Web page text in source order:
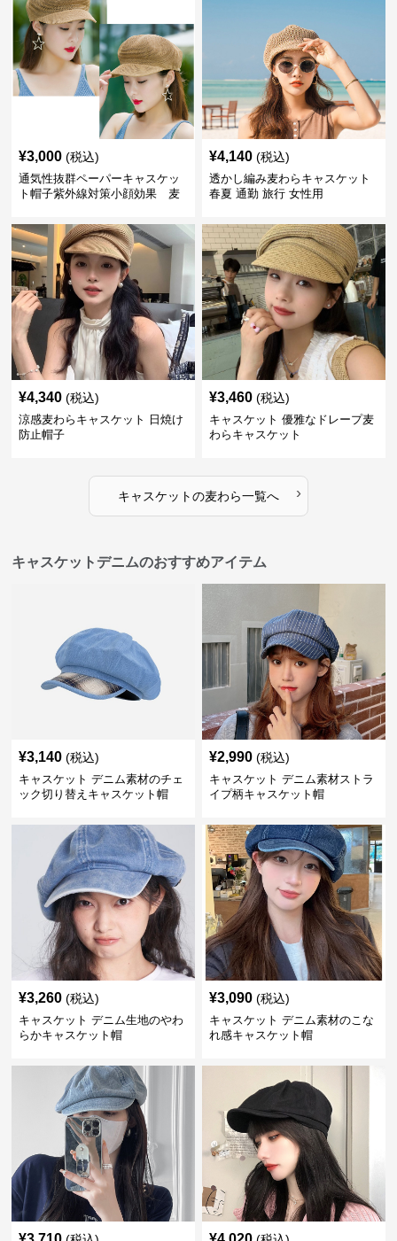
¥3,000 (税込)
通気性抜群ペーパーキャスケッ
ト帽子紫外線対策小顔効果 麦
¥4,140 (税込)
透かし編み麦わらキャスケット
春夏 通勤 旅行 女性用
¥4,340 (税込)
涼感麦わらキャスケット 日焼け
防止帽子
¥3,460 (税込)
キャスケット 優雅なドレープ麦
わらキャスケット
キャスケットの麦わら一覧へ ›
キャスケットデニムのおすすめアイテム
¥3,140 (税込)
キャスケット デニム素材のチェ
ック切り替えキャスケット帽
¥2,990 (税込)
キャスケット デニム素材ストラ
イプ柄キャスケット帽
¥3,260 (税込)
キャスケット デニム生地のやわ
らかキャスケット帽
¥3,090 (税込)
キャスケット デニム素材のこな
れ感キャスケット帽